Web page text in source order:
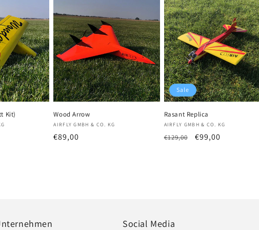
Kit) Wood Arrow
Anbieter:
AIRFLY GMBH & CO. KG
Normaler
€89,00
Sale
Rasant Replica
Anbieter:
AIRFLY GMBH & CO. KG
Normaler
€129,00 Verkaufspreis
€99,00
Social Media